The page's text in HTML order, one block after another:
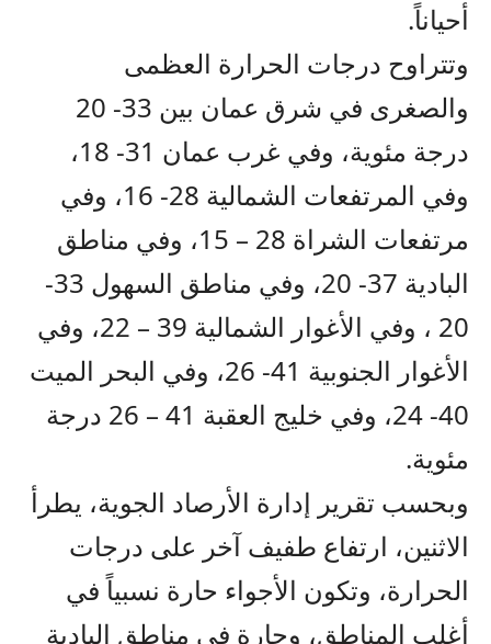
أحياناً.
وتتراوح درجات الحرارة العظمى
والصغرى في شرق عمان بين 33- 20
درجة مئوية، وفي غرب عمان 31- 18،
وفي المرتفعات الشمالية 28- 16، وفي
مرتفعات الشراة 28 – 15، وفي مناطق
البادية 37- 20، وفي مناطق السهول 33-
20 ، وفي الأغوار الشمالية 39 – 22، وفي
الأغوار الجنوبية 41- 26، وفي البحر الميت
40- 24، وفي خليج العقبة 41 – 26 درجة
مئوية.
وبحسب تقرير إدارة الأرصاد الجوية، يطرأ
الاثنين، ارتفاع طفيف آخر على درجات
الحرارة، وتكون الأجواء حارة نسبياً في
أغلب المناطق، وحارة في مناطق البادية